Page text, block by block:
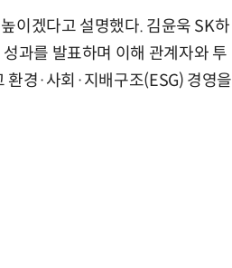
이겠다고 설명했다. 김윤욱 SK하
과를 발표하며 이해 관계자와 투
경·사회·지배구조(ESG) 경영을